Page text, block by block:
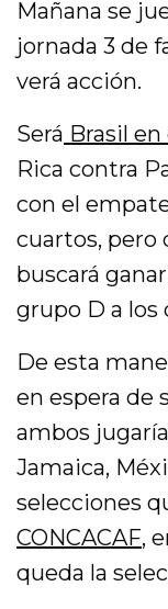
Mañana se
jornada 3 de
verá acción.
Será Brasil
Rica contra
con el
cuartos, pero
buscará
grupo D a los
De esta
en espera de
ambos
Jamaica,
selecciones
CONCACAF,
queda la